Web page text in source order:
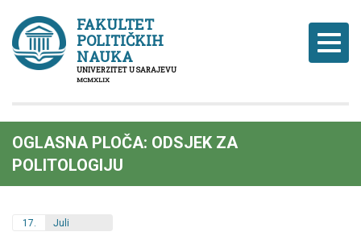
FAKULTET
POLITIČKIH
NAUKA
UNIVERZITET U SARAJEVU
MCMXLIX
OGLASNA PLOČA: ODSJEK ZA
POLITOLOGIJU
17. Juli